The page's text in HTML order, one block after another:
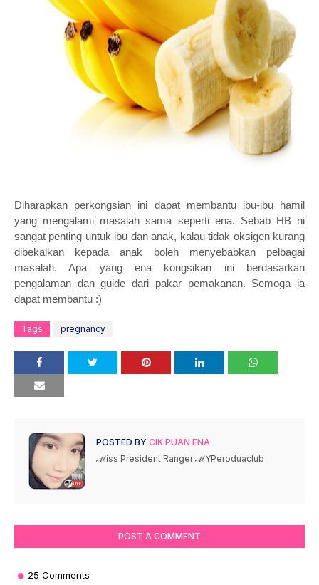
Diharapkan perkongsian ini dapat membantu ibu-ibu hamil
yang mengalami masalah sama seperti ena. Sebab HB ni
sangat penting untuk ibu dan anak, kalau tidak oksigen kurang
dibekalkan kepada anak boleh menyebabkan pelbagai
masalah. Apa yang ena kongsikan ini berdasarkan
pengalaman dan guide dari pakar pemakanan. Semoga ia
dapat membantu :)
Tags pregnancy
POSTED BY CIK PUAN ENA
ℳiss President Ranger ℳYPeroduaclub
POST A COMMENT
25 Comments